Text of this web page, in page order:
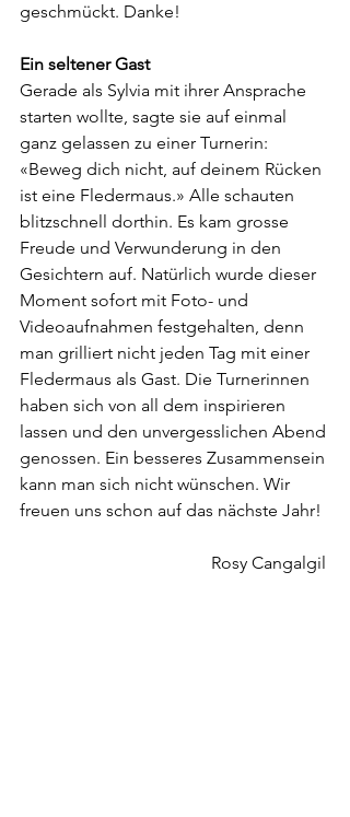
geschmückt. Danke!
Ein seltener Gast
Gerade als Sylvia mit ihrer Ansprache
starten wollte, sagte sie auf einmal
ganz gelassen zu einer Turnerin:
«Beweg dich nicht, auf deinem Rücken
ist eine Fledermaus.» Alle schauten
blitzschnell dorthin. Es kam grosse
Freude und Verwunderung in den
Gesichtern auf. Natürlich wurde dieser
Moment sofort mit Foto- und
Videoaufnahmen festgehalten, denn
man grilliert nicht jeden Tag mit einer
Fledermaus als Gast. Die Turnerinnen
haben sich von all dem inspirieren
lassen und den unvergesslichen Abend
genossen. Ein besseres Zusammensein
kann man sich nicht wünschen. Wir
freuen uns schon auf das nächste Jahr!
Rosy Cangalgil